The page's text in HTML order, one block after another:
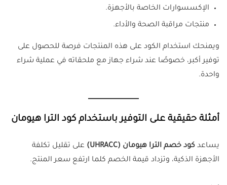
الإكسسوارات الخاصة بالأجهزة.
منتجات مراقبة الصحة والأداء.
ويمنحك استخدام الكود على هذه المنتجات فرصة للحصول على
توفير أكبر، خصوصًا عند شراء جهاز مع ملحقاته في عملية شراء
واحدة.
أمثلة حقيقية على التوفير باستخدام كود الترا هيومان
يساعد كود خصم الترا هيومان (UHRACC)
على تقليل تكلفة
الأجهزة الذكية، وتزداد قيمة الخصم كلما ارتفع سعر المنتج.